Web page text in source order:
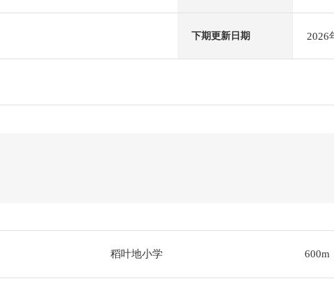
下期更新日期 2026
稻叶地小学 600m